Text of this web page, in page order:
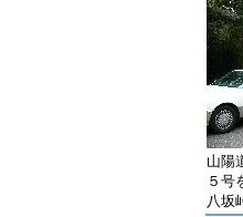
山陽
５号
八坂